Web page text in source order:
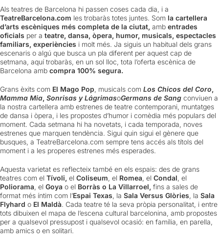
Als teatres de Barcelona hi passen coses cada dia, i a
TeatreBarcelona.com les trobaràs totes juntes. Som la cartellera
d’arts escèniques més completa de la ciutat, amb entrades
oficials per a teatre, dansa, òpera, humor, musicals, espectacles
familiars, experiències i molt més. Ja siguis un habitual dels grans
escenaris o algú que busca un pla diferent per aquest cap de
setmana, aquí trobaràs, en un sol lloc, tota l’oferta escènica de
Barcelona amb compra 100% segura.
Grans èxits com El Mago Pop, musicals com Los Chicos del Coro,
Mamma Mia, Sonrisas y LágrimasoGermans de Sang conviuen a
la nostra cartellera amb estrenes de teatre contemporani, muntatges
de dansa i òpera, i les propostes d’humor i comèdia més populars del
moment. Cada setmana hi ha novetats, i cada temporada, noves
estrenes que marquen tendència. Sigui quin sigui el gènere que
busques, a TeatreBarcelona.com sempre tens accés als títols del
moment i a les properes estrenes més esperades.
Aquesta varietat es reflecteix també en els espais: des de grans
teatres com el Tívoli, el Coliseum, el Romea, el Condal, el
Poliorama, el Goya o el Borràs o La Villarroel, fins a sales de
format més íntim com l’Espai Texas, la Sala Versus Glòries, la Sala
Flyhard o El Maldà. Cada teatre té la seva pròpia personalitat, i entre
tots dibuixen el mapa de l’escena cultural barcelonina, amb propostes
per a qualsevol pressupost i qualsevol ocasió: en família, en parella,
amb amics o en solitari.